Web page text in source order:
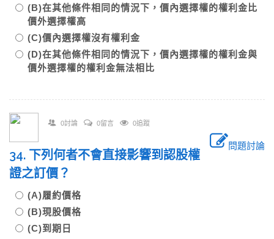
(B)在其他條件相同的情況下，價內選擇權的權利金比
價外選擇權高
(C)價內選擇權沒有權利金
(D)在其他條件相同的情況下，價內選擇權的權利金與
價外選擇權的權利金無法相比
0討論 0留言 0追蹤
問題討論
34. 下列何者不會直接影響到認股權
證之訂價？
(A)履約價格
(B)現股價格
(C)到期日